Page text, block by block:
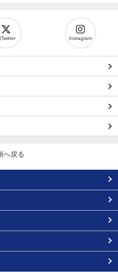
Twitter Instagram
へ戻る